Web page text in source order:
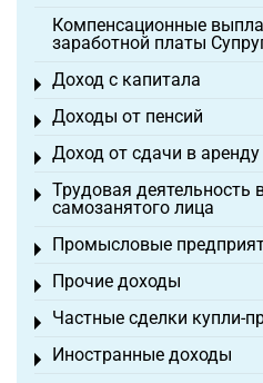
Компенсационные
заработной платы
Доход с капитала
Toggle menu
Доходы от пенсий
Toggle menu
Доход от сдачи в аренду
Toggle menu
Трудовая деятельность
самозанятого лица
Toggle menu
Промысловые
Toggle menu
Прочие доходы
Toggle menu
Частные сделки купли-
Toggle menu
Иностранные доходы
Toggle menu